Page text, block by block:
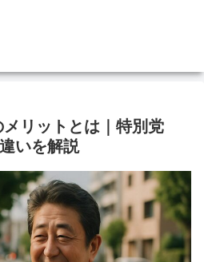
リットとは｜特別党
いを解説